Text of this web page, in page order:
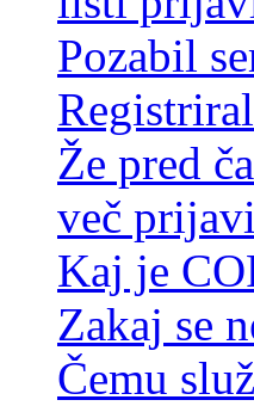
Pozabil
Že pred
več
Kaj je
Zakaj se
Čemu